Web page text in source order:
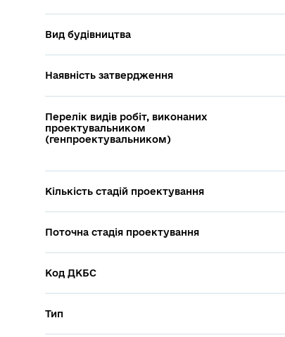
Вид будівництва
Наявність затвердження
Перелік видів робіт, виконаних
проектувальником
(генпроектувальником)
Кількість стадій проектування
Поточна стадія проектування
Код ДКБС
Тип